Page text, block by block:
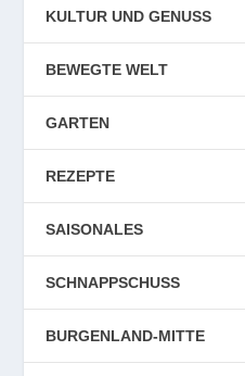
KULTUR UND GENUSS
BEWEGTE WELT
GARTEN
REZEPTE
SAISONALES
SCHNAPPSCHUSS
BURGENLAND-MITTE